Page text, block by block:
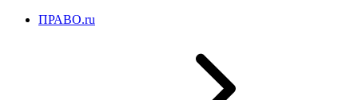
ПРАВО.ru